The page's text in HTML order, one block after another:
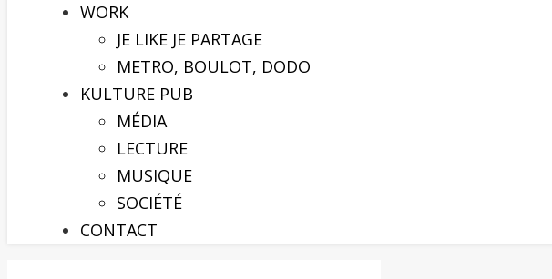
WORK
JE LIKE JE PARTAGE
METRO, BOULOT, DODO
KULTURE PUB
MÉDIA
LECTURE
MUSIQUE
SOCIÉTÉ
CONTACT